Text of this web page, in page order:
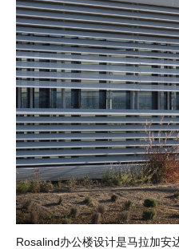
Rosalind办公楼设计是马拉加安